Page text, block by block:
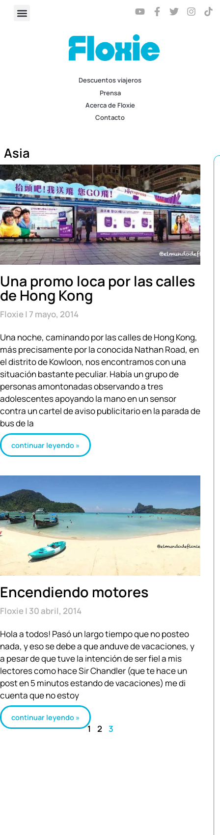
Descuentos viajeros
Prensa
Acerca de Floxie
Contacto
Asia
Una promo loca por las calles
de Hong Kong
Floxie 7 mayo, 2014
Una noche, caminando por las calles de Hong Kong,
más precisamente por la conocida Nathan Road, en
el distrito de Kowloon, nos encontramos con una
situación bastante peculiar. Había un grupo de
personas amontonadas observando a tres
adolescentes apoyando la mano en un sensor
contra un cartel de aviso publicitario en la parada de
bus de la
continuar leyendo »
Encendiendo motores
Floxie 30 abril, 2014
Hola a todos! Pasó un largo tiempo que no posteo
nada, y eso se debe a que anduve de vacaciones, y
a pesar de que tuve la intención de ser fiel a mis
lectores como hace Sir Chandler (que te hace un
post en 5 minutos estando de vacaciones) me di
cuenta que no estoy
continuar leyendo »
1 2 3